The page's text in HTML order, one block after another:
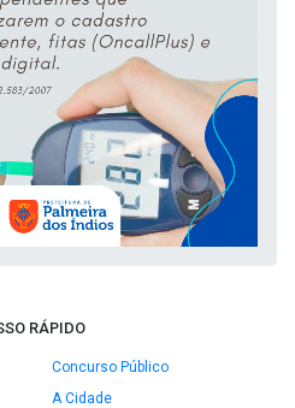
RÁPIDO
Concurso Público
A Cidade